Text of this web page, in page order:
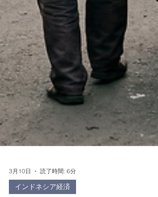
3月10日 読了時間: 6分